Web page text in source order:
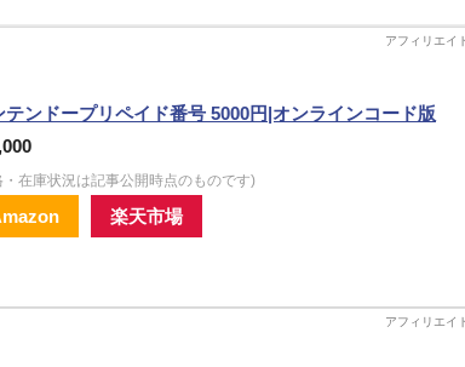
テンドープリペイド番号 5000円|オンラインコード版
・在庫状況は記事公開時点のものです)
楽天市場